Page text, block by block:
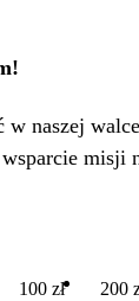
naszej
misji
100 zł 200